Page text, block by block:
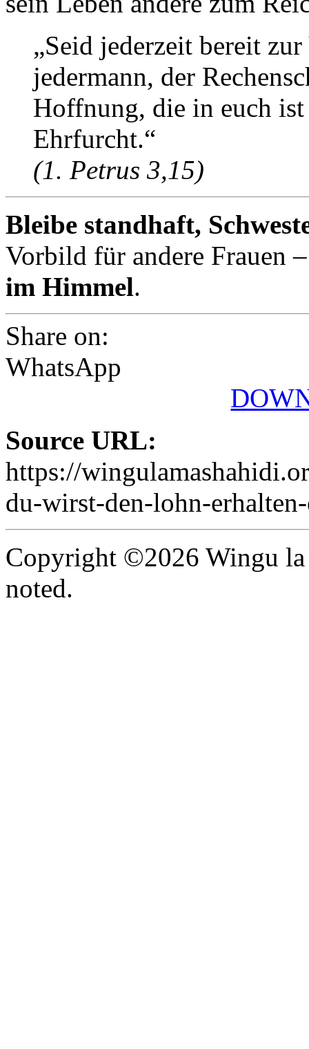
„Seid jederzeit bereit
jedermann, der
Hoffnung, die in euch
Ehrfurcht.“
(1. Petrus 3,15)
Bleibe standhaft,
Vorbild für andere Frauen
im Himmel.
Share on:
WhatsApp
Source URL:
https://
du-wirst-den-lohn-
Copyright ©2026 Wingu la
noted.